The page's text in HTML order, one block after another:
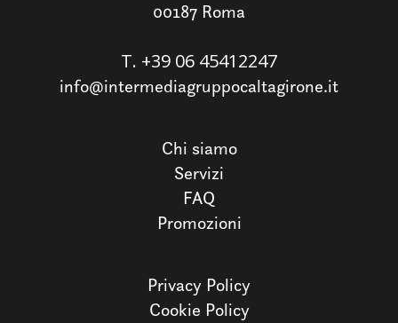
00187 Roma
T. +39 06 45412247
info@intermediagruppocaltagirone.it
Chi siamo
Servizi
FAQ
Promozioni
Privacy Policy
Cookie Policy